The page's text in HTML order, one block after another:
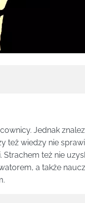
Jednak
też wiedzy nie
Strachem też nie
a także